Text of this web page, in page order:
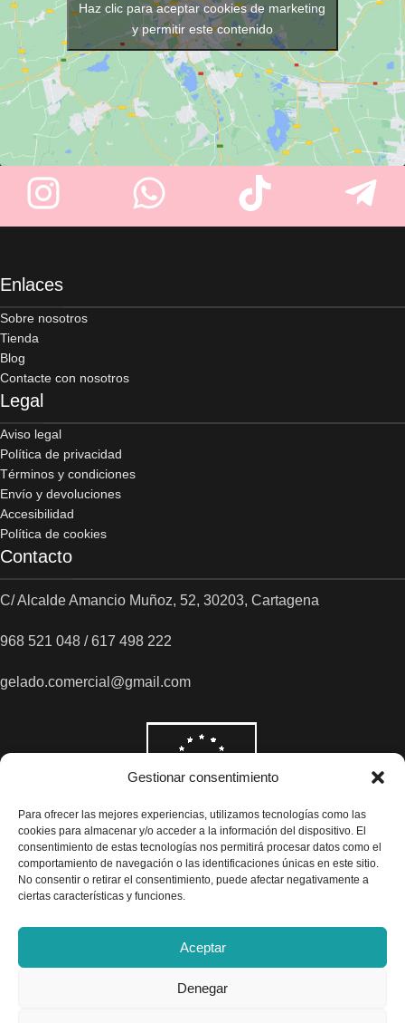
Gestionar consentimiento
Para ofrecer las mejores experiencias, utilizamos tecnologías como las
cookies para almacenar y/o acceder a la información del dispositivo. El
consentimiento de estas tecnologías nos permitirá procesar datos como el
comportamiento de navegación o las identificaciones únicas en este sitio.
No consentir o retirar el consentimiento, puede afectar negativamente a
ciertas características y funciones.
Aceptar
Denegar
Haz clic para aceptar cookies de marketing
y permitir este contenido
Enlaces
Sobre nosotros
Tienda
Blog
Contacte con nosotros
Legal
Aviso legal
Política de privacidad
Términos y condiciones
Envío y devoluciones
Accesibilidad
Política de cookies
Contacto
C/ Alcalde Amancio Muñoz, 52, 30203, Cartagena
968 521 048 / 617 498 222
gelado.comercial@gmail.com